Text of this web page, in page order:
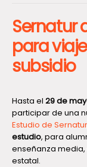
Sernatur
para
subsidio
Hasta el 29 de
participar de una
Estudio de Sernatur
estudio, para
enseñanza
estatal.